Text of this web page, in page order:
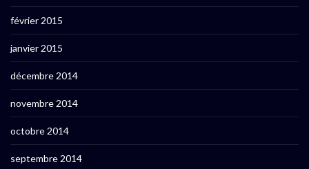
février 2015
janvier 2015
décembre 2014
novembre 2014
octobre 2014
septembre 2014